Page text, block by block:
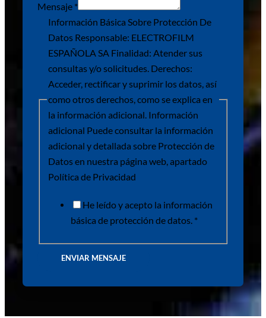
Mensaje *
Email
Mensaje
Información Básica Sobre Protección De
Datos Responsable: ELECTROFILM
ESPAÑOLA SA Finalidad: Atender sus
consultas y/o solicitudes. Derechos:
Acceder, rectificar y suprimir los datos, así
como otros derechos, como se explica en
la información adicional. Información
adicional Puede consultar la información
adicional y detallada sobre Protección de
Datos en nuestra página web, apartado
Política de Privacidad
He leído y acepto la información
básica de protección de datos. *
ENVIAR MENSAJE